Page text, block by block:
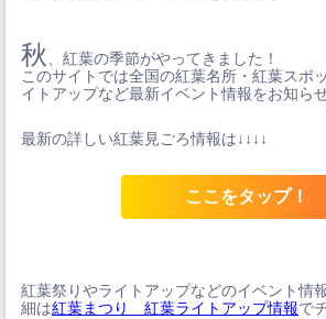
秋
、紅葉の季節がやってきました！
このサイトでは全国の紅葉名所・紅葉スポ
イトアップなど最新イベント情報をお知ら
最新の詳しい紅葉見ごろ情報は↓↓↓↓
ここをタップ！
紅葉祭りやライトアップなどのイベント情
細は紅葉まつり 紅葉ライトアップ情報で